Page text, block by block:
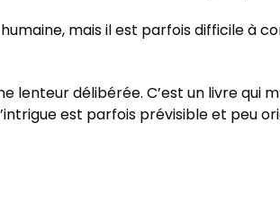
mais il est parfois difficile à
délibérée. C’est un livre qui
est parfois prévisible et peu